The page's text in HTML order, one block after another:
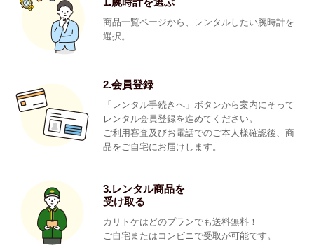
商品一覧ページから、レンタルしたい腕時計を
選択。
2.会員登録
「レンタル手続きへ」ボタンから案内にそって
レンタル会員登録を進めてください。
ご利用審査及びお電話でのご本人様確認後、商
品をご自宅にお届けします。
3.レンタル商品を
受け取る
カリトケはどのプランでも送料無料！
ご自宅またはコンビニで受取が可能です。